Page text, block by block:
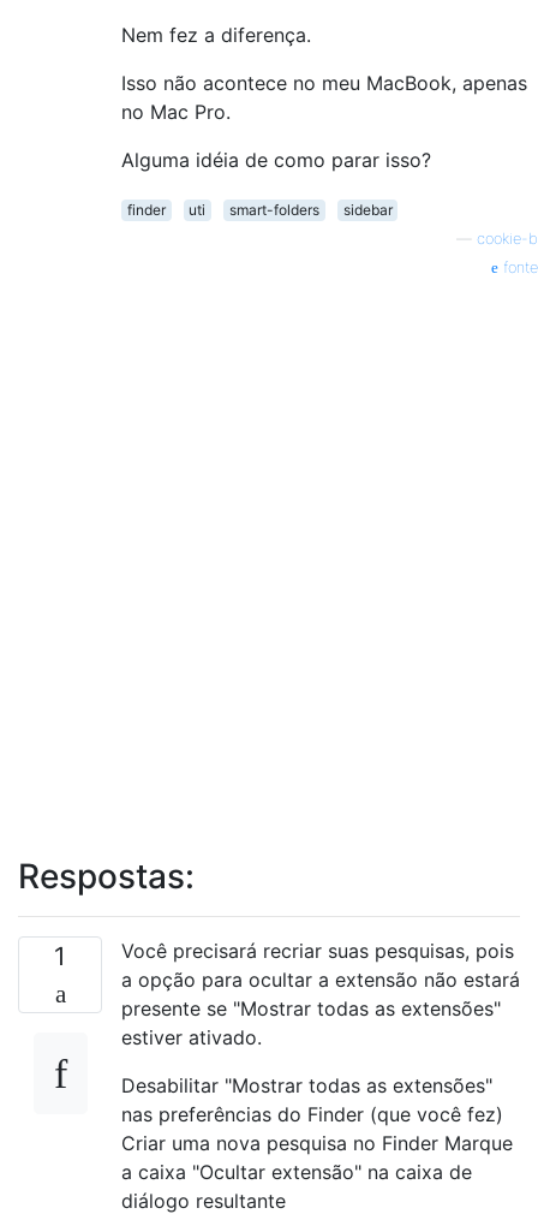
Nem fez a diferença.
Isso não acontece no meu MacBook, apenas
no Mac Pro.
Alguma idéia de como parar isso?
finder uti smart-folders
sidebar
cookie-b
fonte
Respostas:
1
Você precisará recriar suas pesquisas, pois
a opção para ocultar a extensão não estará
presente se "Mostrar todas as extensões"
estiver ativado.
Desabilitar "Mostrar todas as extensões"
nas preferências do Finder (que você fez)
Criar uma nova pesquisa no Finder Marque
a caixa "Ocultar extensão" na caixa de
diálogo resultante